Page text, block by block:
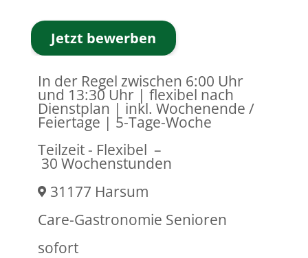
Jetzt bewerben
In der Regel zwischen 6:00 Uhr
und 13:30 Uhr | flexibel nach
Dienstplan | inkl. Wochenende /
Feiertage | 5-Tage-Woche
Teilzeit - Flexibel–
30 Wochenstunden
31177 Harsum
Care-Gastronomie Senioren
sofort